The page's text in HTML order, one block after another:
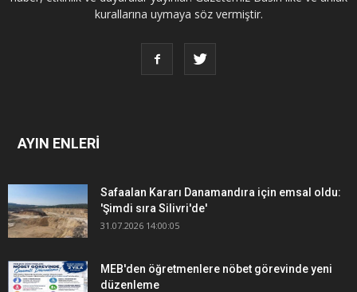
kurallarına uymaya söz vermiştir.
AYIN ENLERİ
Safaalan Kararı Danamandıra için emsal oldu:
'Şimdi sıra Silivri'de'
31.07.2026 14:00:05
MEB'den öğretmenlere nöbet görevinde yeni
düzenleme